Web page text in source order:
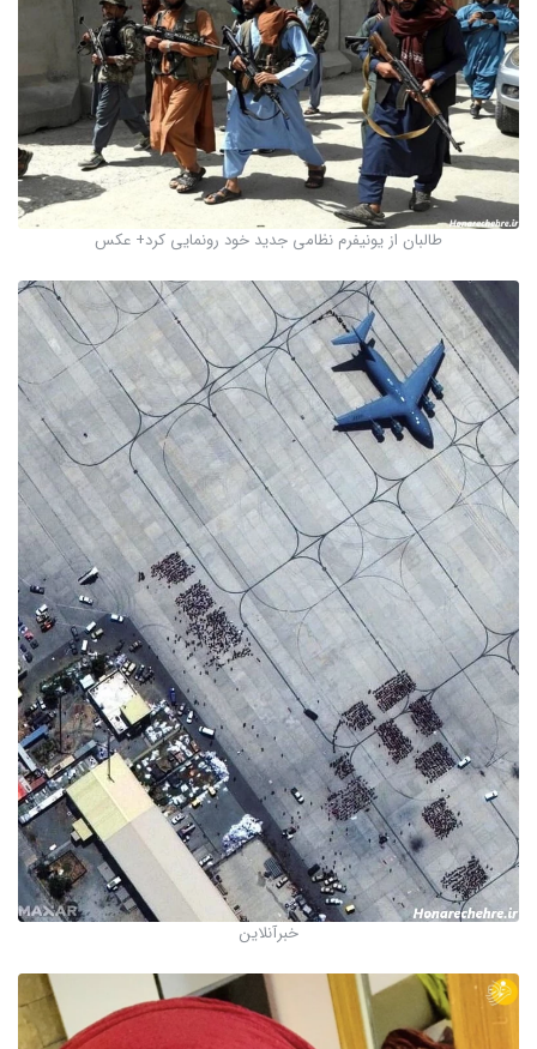
طالبان از یونیفرم نظامی جدید خود رونمایی کرد+ عکس
خبرآنلاین